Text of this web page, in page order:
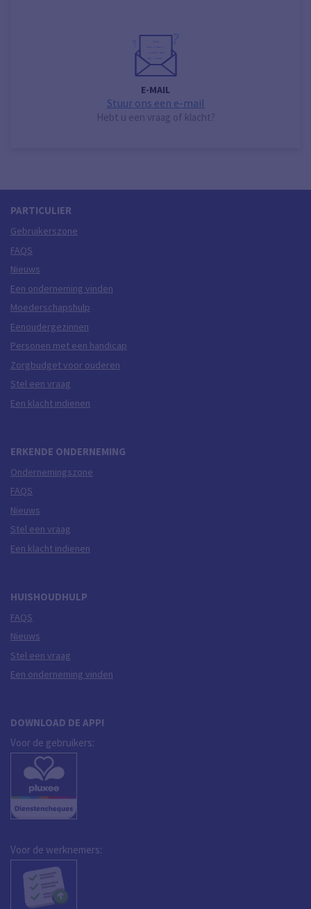
E-MAIL
Stuur ons een e-mail
Hebt u een vraag of klacht?
PARTICULIER
Gebruikerszone
FAQS
Nieuws
Een onderneming vinden
Moederschapshulp
Eenoudergezinnen
Personen met een handicap
Zorgbudget voor ouderen
Stel een vraag
Een klacht indienen
ERKENDE ONDERNEMING
Ondernemingszone
FAQS
Nieuws
Stel een vraag
Een klacht indienen
HUISHOUDHULP
FAQS
Nieuws
Stel een vraag
Een onderneming vinden
DOWNLOAD DE APP!
Voor de gebruikers:
Voor de werknemers: